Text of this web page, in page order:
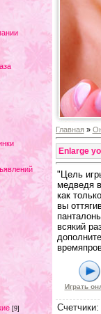
[9]
Главная»
Enlarge
"Цель
медведя
как
вы
всякий
Играть
Счетчики: